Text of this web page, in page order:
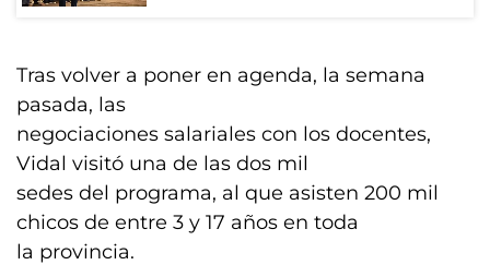
Tras volver a poner en agenda, la semana
pasada, las
negociaciones salariales con los docentes,
Vidal visitó una de las dos mil
sedes del programa, al que asisten 200 mil
chicos de entre 3 y 17 años en toda
la provincia.